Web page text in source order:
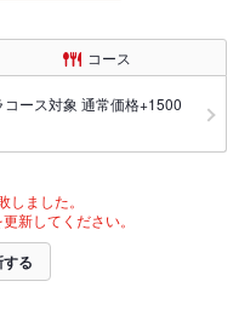
コース
コース対象 通常価格+1500
ました。
新してください。
る